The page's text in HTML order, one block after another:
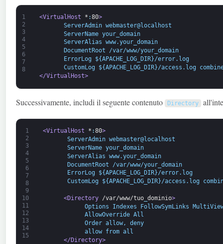
1
2
3
4
5
6
7
8
<VirtualHost * :80>
ServerAdmin webmaster@localhost
ServerName your_domain
ServerAlias www.your_domain
DocumentRoot /var/www/your_domain
ErrorLog ${APACHE_LOG_DIR}/error.log
CustomLog ${APACHE_LOG_DIR}/access.log
</VirtualHost>
Successivamente, includi il seguente contenuto Directory
1
2
3
4
5
6
7
8
9
10
11
12
13
14
15
<VirtualHost * :80>
ServerAdmin webmaster@localhost
ServerName your_domain
ServerAlias www.your_domain
DocumentRoot /var/www/your_domain
ErrorLog ${APACHE_LOG_DIR}/error.log
CustomLog ${APACHE_LOG_DIR}/access.log
<Directory /var/www/tuo_ dominio>
Options Indexes FollowSymLinks
AllowOverride All
Order allow, deny
allow from all
</Directory>